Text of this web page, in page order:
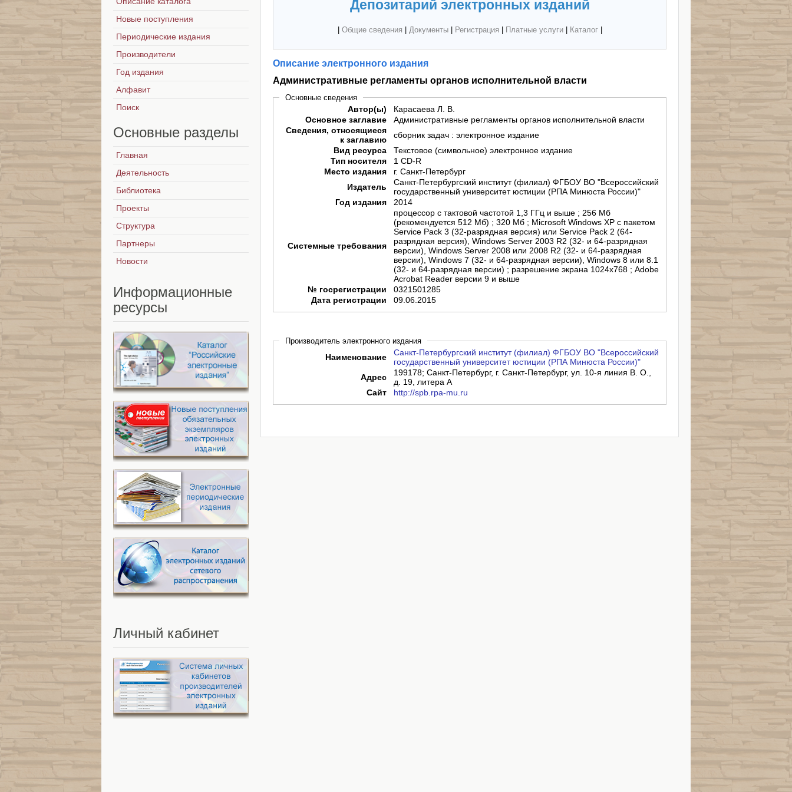
Депозитарий электронных изданий
Общие сведения Документы| Регистрация Платные услуги| Каталог|
Описание электронного издания
Административные регламенты органов исполнительной власти
Основные сведения
Автор(ы)
Карасаева Л. В.
Основное заглавие
Административные регламенты органов исполнительной власти
Сведения, относящиеся
к заглавию
сборник задач : электронное издание
Вид ресурса
Текстовое (символьное) электронное издание
Тип носителя
1 CD-R
Место издания
г. Санкт-Петербург
Издатель
Санкт-Петербургский институт (филиал) ФГБОУ ВО "Всероссийский
государственный университет юстиции (РПА Минюста России)"
Год издания
2014
Системные требования
процессор с тактовой частотой 1,3 ГГц и выше ; 256 Мб
(рекомендуется 512 Мб) ; 320 Мб ; Microsoft Windows XP с пакетом
Service Pack 3 (32-разрядная версия) или Service Pack 2 (64-
разрядная версия), Windows Server 2003 R2 (32- и 64-разрядная
версии), Windows Server 2008 или 2008 R2 (32- и 64-разрядная
версии), Windows 7 (32- и 64-разрядная версии), Windows 8 или 8.1
(32- и 64-разрядная версии) ; разрешение экрана 1024x768 ; Adobe
Acrobat Reader версии 9 и выше
№ госрегистрации
0321501285
Дата регистрации
09.06.2015
Производитель электронного издания
Наименование
Санкт-Петербургский институт (филиал) ФГБОУ ВО "Всероссийский
государственный университет юстиции (РПА Минюста России)"
Адрес
199178; Санкт-Петербург, г. Санкт-Петербург, ул. 10-я линия В. О.,
д. 19, литера А
Сайт
http://spb.rpa-mu.ru
Новые поступления
Периодические издания
Производители
Год издания
Алфавит
Поиск
Основные разделы
Главная
Деятельность
Библиотека
Проекты
Структура
Партнеры
Новости
Информационные
ресурсы
Личный кабинет